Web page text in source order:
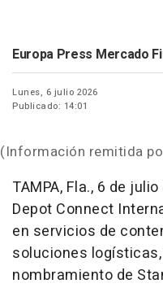
Europa Press Mercado
Lunes, 6 julio 2026
Publicado: 14:01
(Información remitida
TAMPA, Fla., 6 de julio
Depot Connect
en servicios de
soluciones
nombramiento de